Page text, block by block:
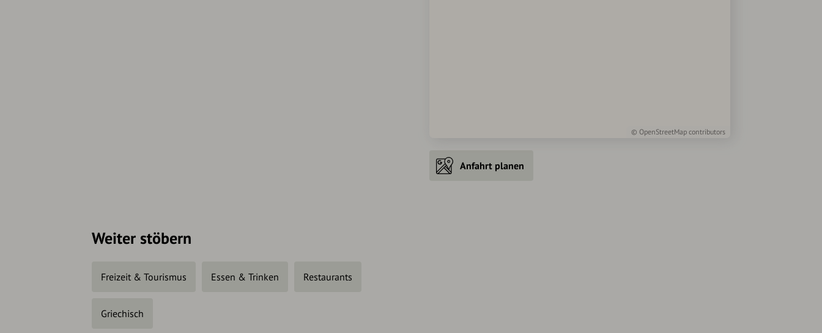
© OpenStreetMap contributors
Anfahrt planen
Weiter stöbern
Freizeit & Tourismus Essen & Trinken Restaurants
Griechisch